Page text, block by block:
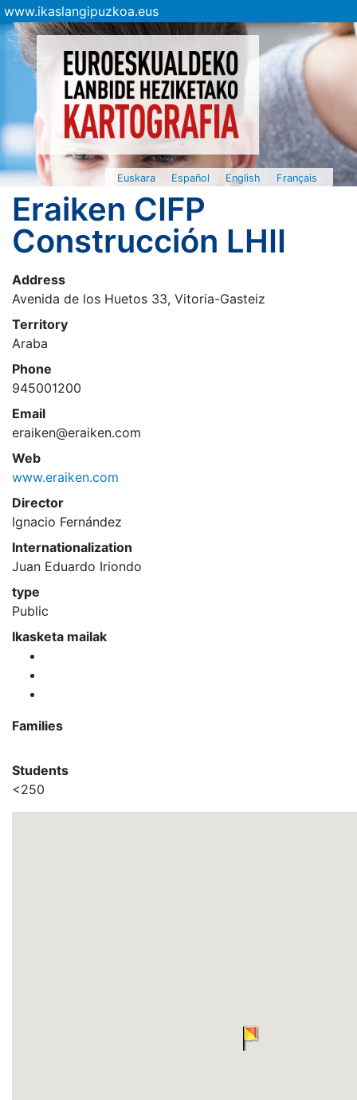
www.ikaslangipuzkoa.eus
Euskara Español English Français
Eraiken CIFP
Construcción LHII
Address
Avenida de los Huetos 33, Vitoria-Gasteiz
Territory
Araba
Phone
945001200
Email
eraiken@eraiken.com
Web
www.eraiken.com
Director
Ignacio Fernández
Internationalization
Juan Eduardo Iriondo
type
Public
Ikasketa mailak
Families
Students
<250